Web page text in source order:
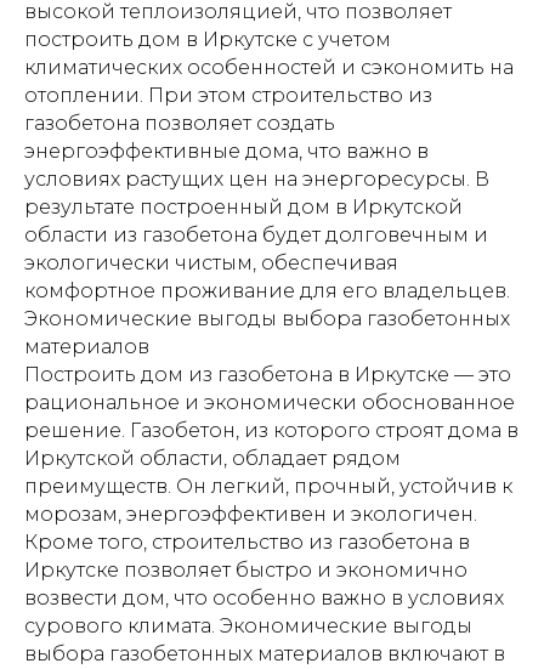
высокой теплоизоляцией, что позволяет
построить дом в Иркутске с учетом
климатических особенностей и сэкономить на
отоплении. При этом строительство из
газобетона позволяет создать
энергоэффективные дома, что важно в
условиях растущих цен на энергоресурсы. В
результате построенный дом в Иркутской
области из газобетона будет долговечным и
экологически чистым, обеспечивая
комфортное проживание для его владельцев.
Экономические выгоды выбора газобетонных
материалов
Построить дом из газобетона в Иркутске — это
рациональное и экономически обоснованное
решение. Газобетон, из которого строят дома в
Иркутской области, обладает рядом
преимуществ. Он легкий, прочный, устойчив к
морозам, энергоэффективен и экологичен.
Кроме того, строительство из газобетона в
Иркутске позволяет быстро и экономично
возвести дом, что особенно важно в условиях
сурового климата. Экономические выгоды
выбора газобетонных материалов включают в